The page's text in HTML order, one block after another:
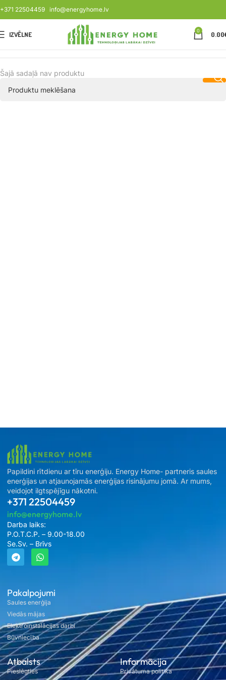
+371 22504459 info@energyhome.lv
IZVĒLNE 0 0.00
Šajā sadaļā nav produktu
Pakalpojumi
Saules enerģija
Viedās mājas
Elektroinstalācijas darbi
Būvniecība
Atbalsts
Pieslēgties
Informācija
Privātuma politika
Papildini rītdienu ar tīru enerģiju. Energy Home- partneris saules
enerģijas un atjaunojamās enerģijas risinājumu jomā. Ar mums,
veidojot ilgtspējīgu nākotni.
+371 22504459
info@energyhome.lv
Darba laiks:
P.O.T.C.P. – 9.00-18.00
Se.Sv. – Brīvs